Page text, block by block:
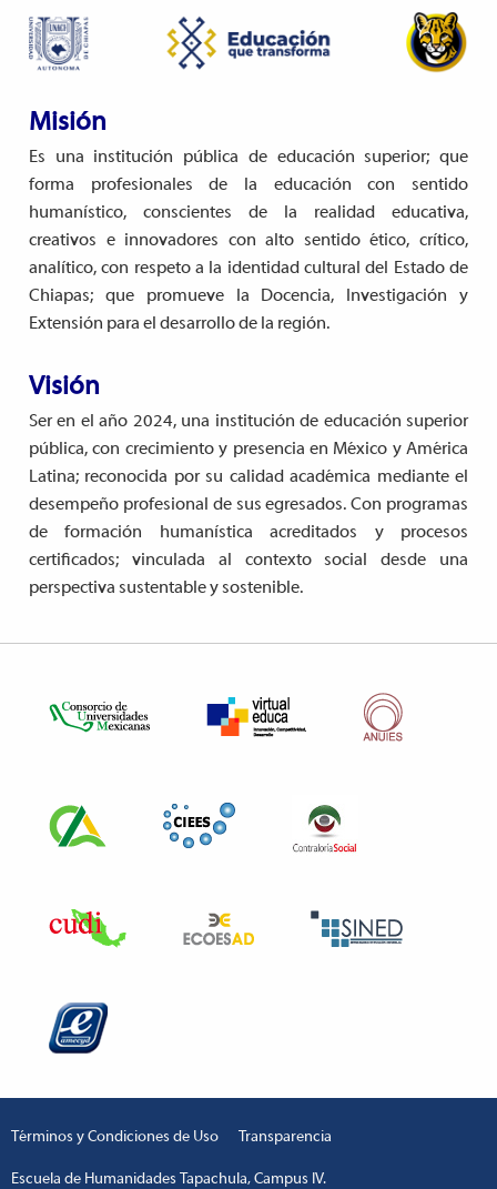
Misión
Es una institución pública de educación superior; que
forma profesionales de la educación con sentido
humanístico, conscientes de la realidad educativa,
creativos e innovadores con alto sentido ético, crítico,
analítico, con respeto a la identidad cultural del Estado de
Chiapas; que promueve la Docencia, Investigación y
Extensión para el desarrollo de la región.
Visión
Ser en el año 2024, una institución de educación superior
pública, con crecimiento y presencia en México y América
Latina; reconocida por su calidad académica mediante el
desempeño profesional de sus egresados. Con programas
de formación humanística acreditados y procesos
certificados; vinculada al contexto social desde una
perspectiva sustentable y sostenible.
Términos y Condiciones de Uso Transparencia
Escuela de Humanidades Tapachula, Campus IV.